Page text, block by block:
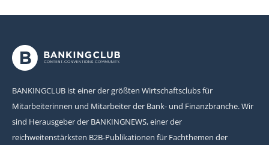
BANKINGCLUB ist einer der größten Wirtschaftsclubs für
Mitarbeiterinnen und Mitarbeiter der Bank- und Finanzbranche. Wir
sind Herausgeber der BANKINGNEWS, einer der
reichweitenstärksten B2B-Publikationen für Fachthemen der